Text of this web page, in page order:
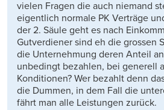
vielen Fragen die auch niemand
eigentlich normale PK Verträge
der 2. Säule geht es nach
Gutverdiener sind eh die grossen
die Unternehmung deren Anteil
unbedingt bezahlen, bei generell
Konditionen? Wer bezahlt denn
die Dummen, in dem Fall die
fährt man alle Leistungen zurück.